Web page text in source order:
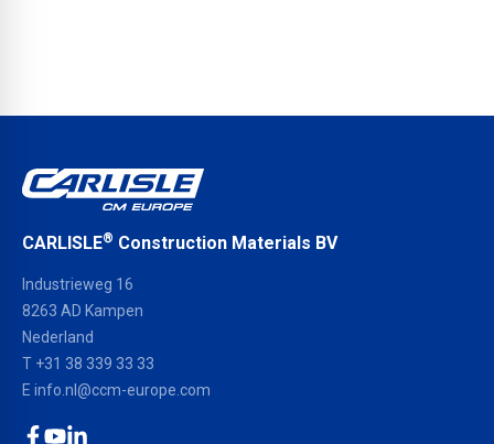
CARLISLE® Construction Materials BV
Industrieweg 16
8263 AD Kampen
Nederland
T +31 38 339 33 33
E info.nl@ccm-europe.com